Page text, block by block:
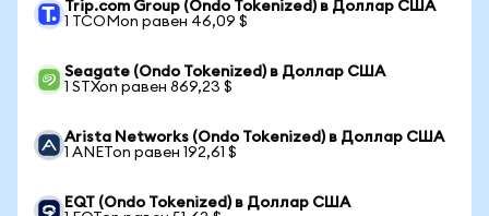
Trip.com Group (Ondo Tokenized) в Доллар США
1 TCOMon равен 46,09 $
Seagate (Ondo Tokenized) в Доллар США
1 STXon равен 869,23 $
Arista Networks (Ondo Tokenized) в Доллар США
1 ANETon равен 192,61 $
EQT (Ondo Tokenized) в Доллар США